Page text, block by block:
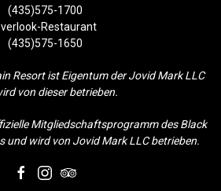
(435)575-1700
Restaurant
(435)575-1650
Resort ist Eigentum der Jovid Mark LLC
von dieser betrieben.
Mitgliedschaftsprogramm des Black
und wird von Jovid Mark LLC betrieben.
facebookinstagramtripadvisor